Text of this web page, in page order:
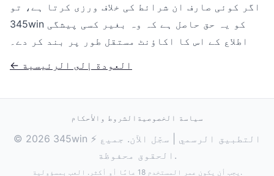
اگر کوئی صارف ان شرائط کی خلاف ورزی کرتا ہے، تو
345win کو یہ حق حاصل ہے کہ وہ بغیر کسی پیشگی
اطلاع کے اس کا اکاؤنٹ مستقل طور پر بند کر دے۔
← العودة إلى الرئيسية
الشروط والأحكام سياسة الخصوصية
© 2026 345win ⚡ التطبيق الرسمي | سجّل الآن. جميع
الحقوق محفوظة.
يجب أن يكون عمر المستخدم 18 عامًا أو أكثر. العب بمسؤولية.